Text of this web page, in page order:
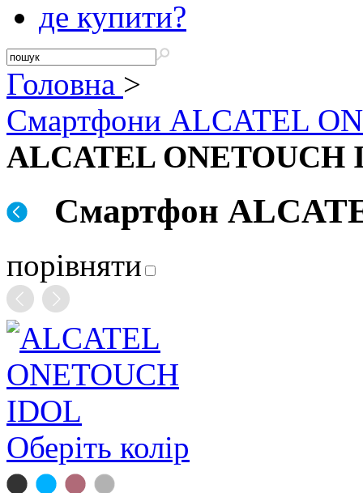
де купити?
Головна >
Смартфони ALCATEL
ALCATEL ONETOUCH
Смартфон
порівняти
Оберіть колір